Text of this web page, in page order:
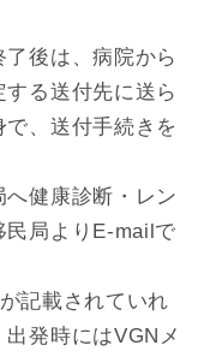
後は、病院から
る送付先に送ら
、送付手続きを
健康診断・レン
民局よりE-mailで
記載されていれ
発時にはVGNメ